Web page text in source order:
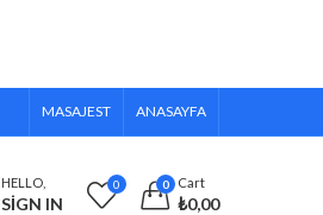
MASAJEST ANASAYFA
HELLO,
SIGN IN
0 0 Cart
₺0,00